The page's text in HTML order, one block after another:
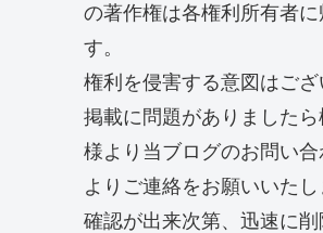
の著作権は各権利所有者に
す。
権利を侵害する意図はご
掲載に問題がありましたら
様より当ブログのお問い
よりご連絡をお願いいたし
確認が出来次第、迅速に削